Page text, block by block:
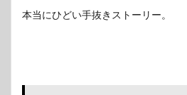
本当にひどい手抜きストーリー。